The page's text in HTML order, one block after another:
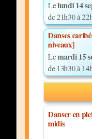
Lelundi 14
de 21h30 à
Danses
niveaux]
Lemardi 15
de 13h30 à
Danser en
midis